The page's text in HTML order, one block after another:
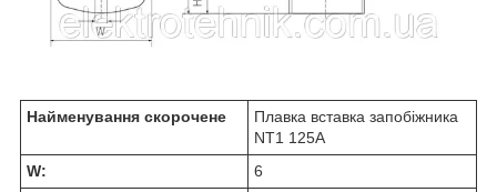
Найменування скорочене
Плавка вставка запобіжника
NT1 125А
W:
6